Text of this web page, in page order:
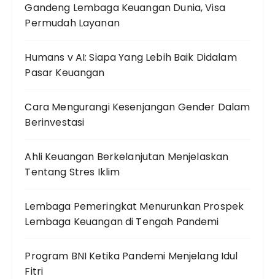
Gandeng Lembaga Keuangan Dunia, Visa
Permudah Layanan
Humans v AI: Siapa Yang Lebih Baik Didalam
Pasar Keuangan
Cara Mengurangi Kesenjangan Gender Dalam
Berinvestasi
Ahli Keuangan Berkelanjutan Menjelaskan
Tentang Stres Iklim
Lembaga Pemeringkat Menurunkan Prospek
Lembaga Keuangan di Tengah Pandemi
Program BNI Ketika Pandemi Menjelang Idul
Fitri